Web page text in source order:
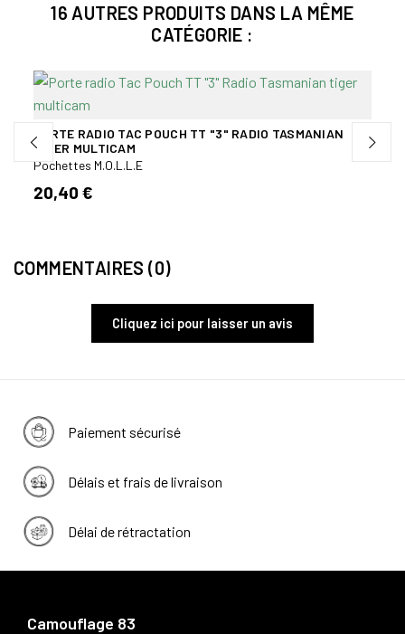
16 AUTRES PRODUITS DANS LA MÊME
CATÉGORIE :
PORTE RADIO TAC POUCH TT "3" RADIO TASMANIAN
TIGER MULTICAM
Pochettes M.O.L.L.E
20,40 €
COMMENTAIRES (0)
Cliquez ici pour laisser un avis
Paiement sécurisé
Délais et frais de livraison
Délai de rétractation
Camouflage 83